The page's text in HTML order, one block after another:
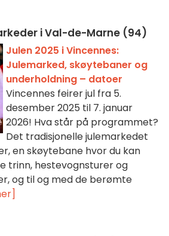
i Val-de-Marne (94)
Julen 2025 i Vincennes:
Julemarked, skøytebaner og
underholdning – datoer
Vincennes feirer jul fra 5.
desember 2025 til 7. januar
2026! Hva står på programmet?
Det tradisjonelle julemarkedet
en skøytebane hvor du kan
trinn, hestevognsturer og
og til og med de berømte